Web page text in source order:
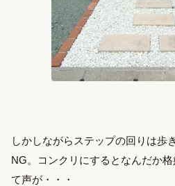
しかしながらステップの回りは歩
NG。コンクリにするとなんだか
て声が・・・